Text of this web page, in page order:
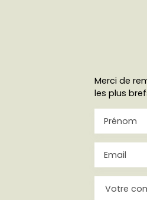
Merci de
les plus
Prénom
Email
Votre